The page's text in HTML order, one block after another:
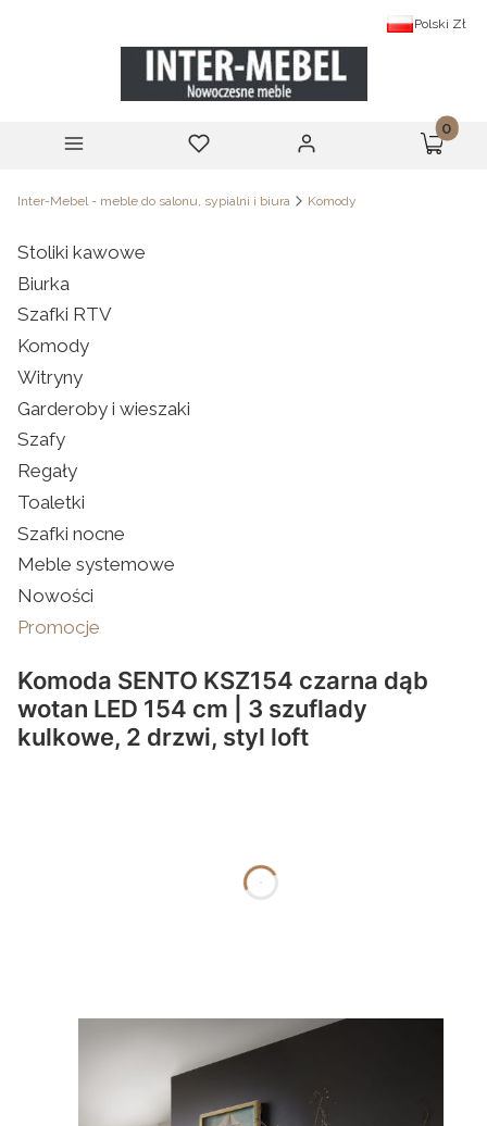
Polski Zł
Menu Ulubione Zaloguj się Koszyk
Inter-Mebel - meble do salonu, sypialni i biura Komody
Stoliki kawowe
Biurka
Szafki RTV
Komody
Witryny
Garderoby i wieszaki
Szafy
Regały
Toaletki
Szafki nocne
Meble systemowe
Nowości
Promocje
Komoda SENTO KSZ154 czarna dąb
wotan LED 154 cm | 3 szuflady
kulkowe, 2 drzwi, styl loft
godziny